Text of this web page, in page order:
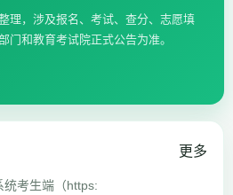
理，涉及报名、考试、查分、志愿填
门和教育考试院正式公告为准。
更多
统考生端（https: